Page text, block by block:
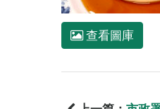
查看圖庫